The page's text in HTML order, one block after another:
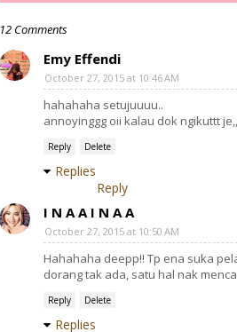
12 Comments
Emy Effendi
October 27, 2015 at 10:46 AM
hahahaha setujuuuu..
annoyinggg oii kalau dok ngikuttt
Reply Delete
Replies
Reply
I N A A I N A A
October 27, 2015 at 10:50 AM
Hahahaha deepp!! Tp ena suka
dorang tak ada, satu hal nak
Reply Delete
Replies